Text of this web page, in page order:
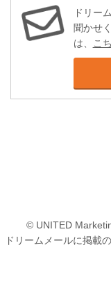
ドリー
聞かせ
は、
こ
© UNITED
ドリームメールに掲載